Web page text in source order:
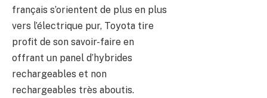
français s’orientent de plus en plus
vers l’électrique pur, Toyota tire
profit de son savoir-faire en
offrant un panel d’hybrides
rechargeables et non
rechargeables très aboutis.